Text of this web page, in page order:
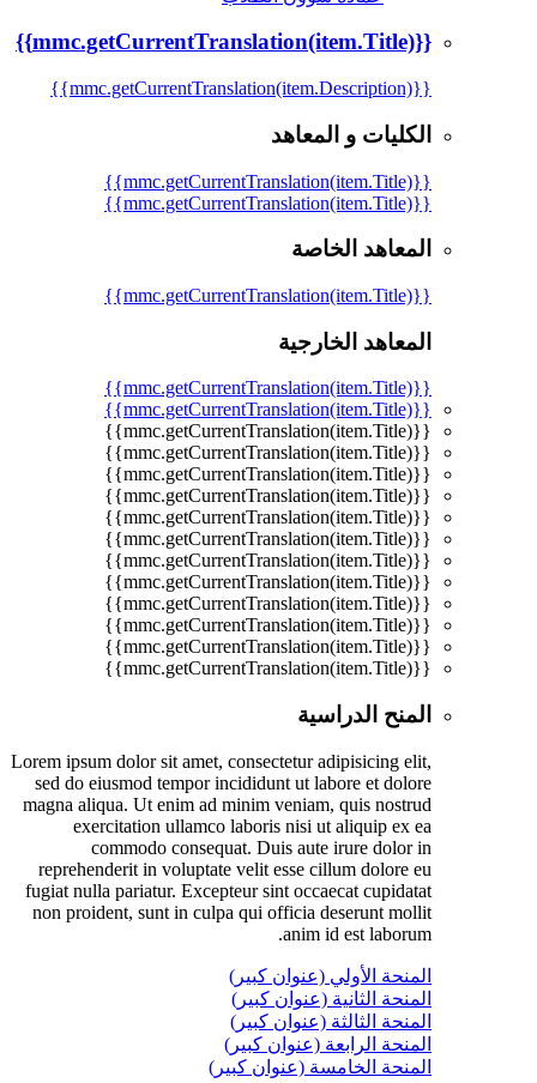
{{mmc.getCurrentTranslation(item.Title)}}
{{mmc.getCurrentTranslation(item.Description)}}
الكليات و المعاهد
{{mmc.getCurrentTranslation(item.Title)}}
{{mmc.getCurrentTranslation(item.Title)}}
المعاهد الخاصة
{{mmc.getCurrentTranslation(item.Title)}}
المعاهد الخارجية
{{mmc.getCurrentTranslation(item.Title)}}
{{mmc.getCurrentTranslation(item.Title)}}
{{mmc.getCurrentTranslation(item.Title)}}
{{mmc.getCurrentTranslation(item.Title)}}
{{mmc.getCurrentTranslation(item.Title)}}
{{mmc.getCurrentTranslation(item.Title)}}
{{mmc.getCurrentTranslation(item.Title)}}
{{mmc.getCurrentTranslation(item.Title)}}
{{mmc.getCurrentTranslation(item.Title)}}
{{mmc.getCurrentTranslation(item.Title)}}
{{mmc.getCurrentTranslation(item.Title)}}
{{mmc.getCurrentTranslation(item.Title)}}
{{mmc.getCurrentTranslation(item.Title)}}
{{mmc.getCurrentTranslation(item.Title)}}
المنح الدراسية
Lorem ipsum dolor sit amet, consectetur adipisicing elit,
sed do eiusmod tempor incididunt ut labore et dolore
magna aliqua. Ut enim ad minim veniam, quis nostrud
exercitation ullamco laboris nisi ut aliquip ex ea
commodo consequat. Duis aute irure dolor in
reprehenderit in voluptate velit esse cillum dolore eu
fugiat nulla pariatur. Excepteur sint occaecat cupidatat
non proident, sunt in culpa qui officia deserunt mollit
anim id est laborum.
المنحة الأولي (عنوان كبير)
المنحة الثانية (عنوان كبير)
المنحة الثالثة (عنوان كبير)
المنحة الرابعة (عنوان كبير)
المنحة الخامسة (عنوان كبير)